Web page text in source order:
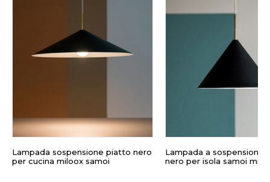
Lampada sospensione piatto nero
per cucina miloox samoi
Lampada a sospensione
nero per isola samoi